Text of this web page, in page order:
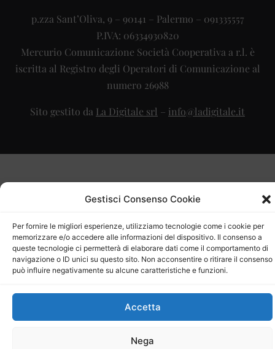
Gestisci Consenso Cookie
Per fornire le migliori esperienze, utilizziamo tecnologie come i cookie per
memorizzare e/o accedere alle informazioni del dispositivo. Il consenso a
queste tecnologie ci permetterà di elaborare dati come il comportamento di
navigazione o ID unici su questo sito. Non acconsentire o ritirare il consenso
può influire negativamente su alcune caratteristiche e funzioni.
Accetta
Nega
p.zza Sant’Oliva, 9 – 90141 – Palermo – 091335557
P.IVA: 06334930820
Mercurio Comunicazione Società Cooperativa a r.l. è
iscritta al Registro degli Operatori di Comunicazione al
numero 26988
Sito gestito da La Digitale srl – info@ladigitale.it